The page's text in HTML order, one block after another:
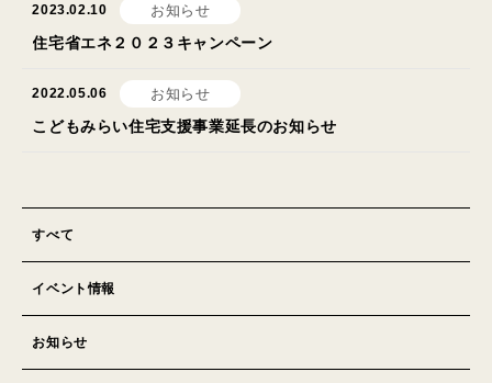
2023.02.10 お知らせ
住宅省エネ２０２３キャンペーン
2022.05.06 お知らせ
こどもみらい住宅支援事業延長のお知らせ
すべて
イベント情報
お知らせ